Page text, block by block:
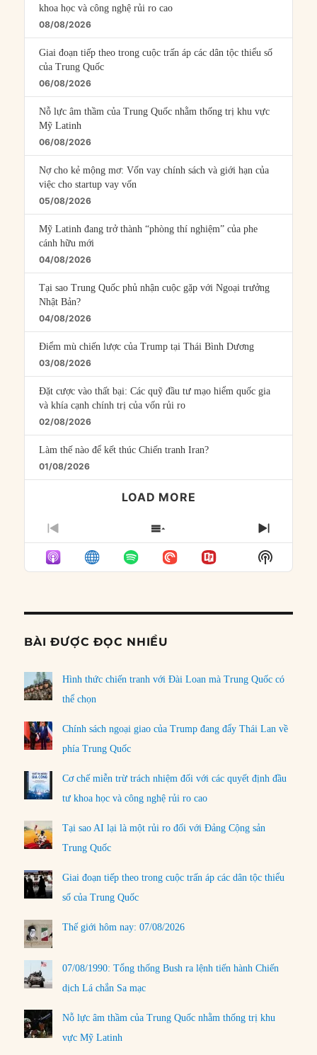
khoa học và công nghệ rủi ro cao
08/08/2026
Giai đoạn tiếp theo trong cuộc trấn áp các dân tộc thiểu số
của Trung Quốc
06/08/2026
Nỗ lực âm thầm của Trung Quốc nhằm thống trị khu vực
Mỹ Latinh
06/08/2026
Nợ cho kẻ mộng mơ: Vốn vay chính sách và giới hạn của
việc cho startup vay vốn
05/08/2026
Mỹ Latinh đang trở thành “phòng thí nghiệm” của phe
cánh hữu mới
04/08/2026
Tại sao Trung Quốc phủ nhận cuộc gặp với Ngoại trưởng
Nhật Bản?
04/08/2026
Điểm mù chiến lược của Trump tại Thái Bình Dương
03/08/2026
Đặt cược vào thất bại: Các quỹ đầu tư mạo hiểm quốc gia
và khía cạnh chính trị của vốn rủi ro
02/08/2026
Làm thế nào để kết thúc Chiến tranh Iran?
01/08/2026
LOAD MORE
PREVIOUS
EPISODE
SHOW
EPISODES
LIST
NEXT
Show
Podcast
BÀI ĐƯỢC ĐỌC NHIỀU
Hình thức chiến tranh với Đài Loan mà Trung Quốc có
thể chọn
Chính sách ngoại giao của Trump đang đẩy Thái Lan về
phía Trung Quốc
Cơ chế miễn trừ trách nhiệm đối với các quyết định đầu
tư khoa học và công nghệ rủi ro cao
Tại sao AI lại là một rủi ro đối với Đảng Cộng sản
Trung Quốc
Giai đoạn tiếp theo trong cuộc trấn áp các dân tộc thiểu
số của Trung Quốc
Thế giới hôm nay: 07/08/2026
07/08/1990: Tổng thống Bush ra lệnh tiến hành Chiến
dịch Lá chắn Sa mạc
Nỗ lực âm thầm của Trung Quốc nhằm thống trị khu
vực Mỹ Latinh